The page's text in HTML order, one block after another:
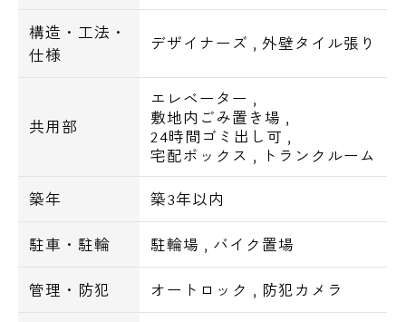
コミュニティショップ二口屋 174m
ローソンストア100江東大島六丁目団地店
ローソンストア100西大島店 272m
・ドラッグストア
くすりの福太郎大島駅前店 298m
くすりの福太郎西大島店 451m
構造・工法・
仕様
デザイナーズ , 外壁タイル張り
共用部
エレベーター ,
敷地内ごみ置き場 ,
24時間ゴミ出し可 ,
宅配ボックス , トランクルーム
築年 築3年以内
駐車・駐輪 駐輪場 , バイク置場
管理・防犯 オートロック , 防犯カメラ